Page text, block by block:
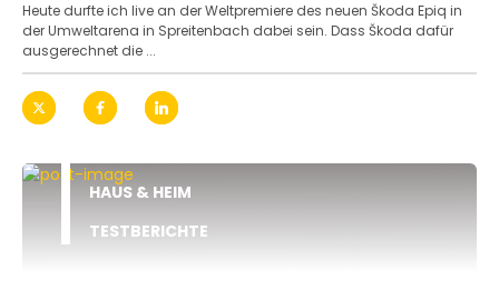
Heute durfte ich live an der Weltpremiere des neuen Škoda Epiq in
der Umweltarena in Spreitenbach dabei sein. Dass Škoda dafür
ausgerechnet die ...
HAUS & HEIM
TESTBERICHTE